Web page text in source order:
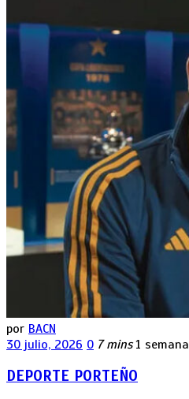
por BACN
30 julio, 2026 0 7 mins 1 semana
DEPORTE PORTEÑO